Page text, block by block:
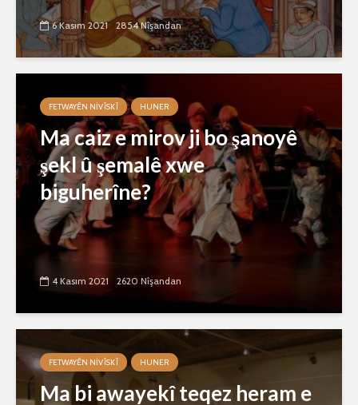
6 Kasım 2021 2854 Nîşandan
FETWAYÊN NIVÎSKÎ HUNER
Ma caiz e mirov ji bo şanoyê
şekl û şemalê xwe
biguherîne?
4 Kasım 2021 2620 Nîşandan
FETWAYÊN NIVÎSKÎ HUNER
Ma bi awayekî teqez heram e